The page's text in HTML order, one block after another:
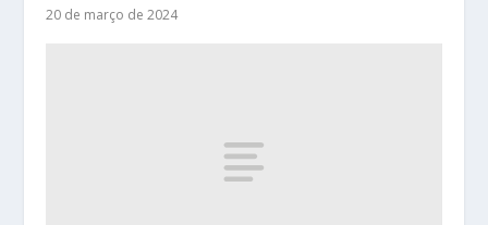
20 de março de 2024